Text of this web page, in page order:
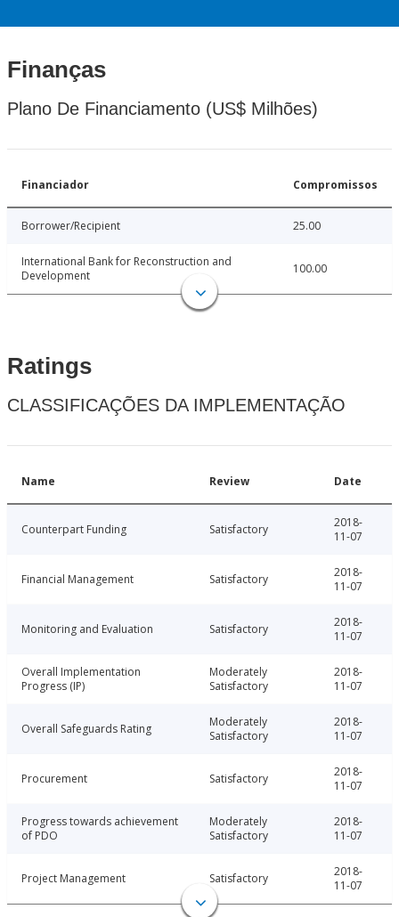
Finanças
Plano De Financiamento (US$ Milhões)
Financiador Compromissos
Borrower/Recipient 25.00
International Bank for Reconstruction and
Development
100.00
Ratings
CLASSIFICAÇÕES DA IMPLEMENTAÇÃO
Name Review Date
Counterpart Funding Satisfactory
2018-
11-07
Financial Management Satisfactory
2018-
11-07
Monitoring and Evaluation Satisfactory
2018-
11-07
Overall Implementation
Progress (IP)
Moderately
Satisfactory
2018-
11-07
Overall Safeguards Rating
Moderately
Satisfactory
2018-
11-07
Procurement Satisfactory
2018-
11-07
Progress towards achievement
of PDO
Moderately
Satisfactory
2018-
11-07
Project Management Satisfactory
2018-
11-07